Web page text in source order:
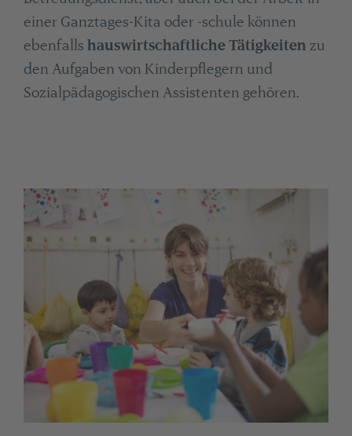
einer Ganztages-Kita oder -schule können
ebenfalls hauswirtschaftliche Tätigkeiten zu
den Aufgaben von Kinderpflegern und
Sozialpädagogischen Assistenten gehören.